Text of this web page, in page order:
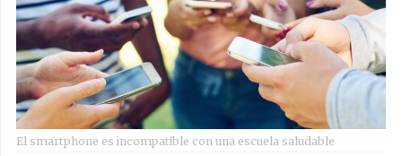
El smartphone es incompatible con una escuela saludable